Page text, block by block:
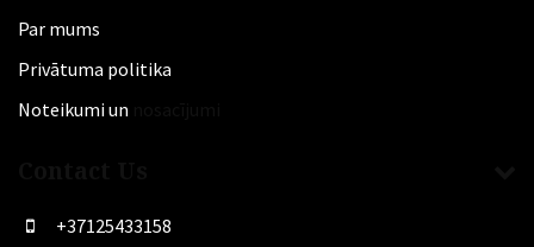
Par mums
Privātuma politika
Noteikumi un
+37125433158